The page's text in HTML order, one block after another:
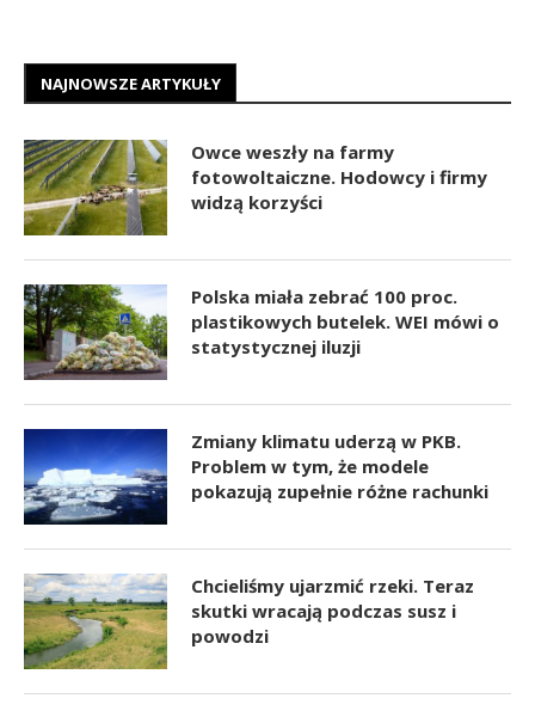
NAJNOWSZE ARTYKUŁY
Owce weszły na farmy
fotowoltaiczne. Hodowcy i firmy
widzą korzyści
Polska miała zebrać 100 proc.
plastikowych butelek. WEI mówi o
statystycznej iluzji
Zmiany klimatu uderzą w PKB.
Problem w tym, że modele
pokazują zupełnie różne rachunki
Chcieliśmy ujarzmić rzeki. Teraz
skutki wracają podczas susz i
powodzi